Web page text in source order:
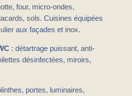
four, micro-ondes,
sols. Cuisines équipées
aux façades et inox.
: détartrage puissant, anti-
désinfectées, miroirs,
portes, luminaires,